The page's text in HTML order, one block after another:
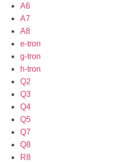
A6
A7
A8
e-tron
g-tron
h-tron
Q2
Q3
Q4
Q5
Q7
Q8
R8